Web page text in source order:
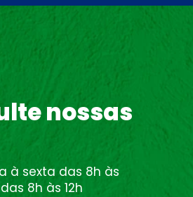
nossas
à sexta das 8h às
8h às 12h